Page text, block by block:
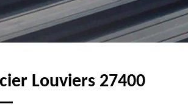
Louviers 27400